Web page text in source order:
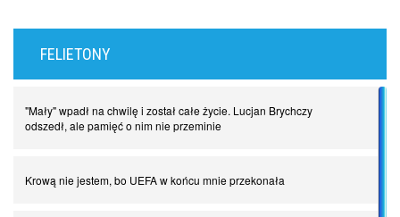
FELIETONY
"Mały" wpadł na chwilę i został całe życie. Lucjan Brychczy
odszedł, ale pamięć o nim nie przeminie
Krową nie jestem, bo UEFA w końcu mnie przekonała